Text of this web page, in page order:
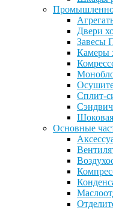
Двери
Завесы
Камеры
Сплит-
Шоковая
Основные